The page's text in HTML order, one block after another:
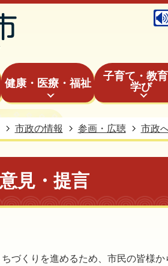
健康・医療・福祉
子育て・教育
学び
市政の情報 参画・広聴 市政
見・提言
づくりを進めるため、市民の皆様